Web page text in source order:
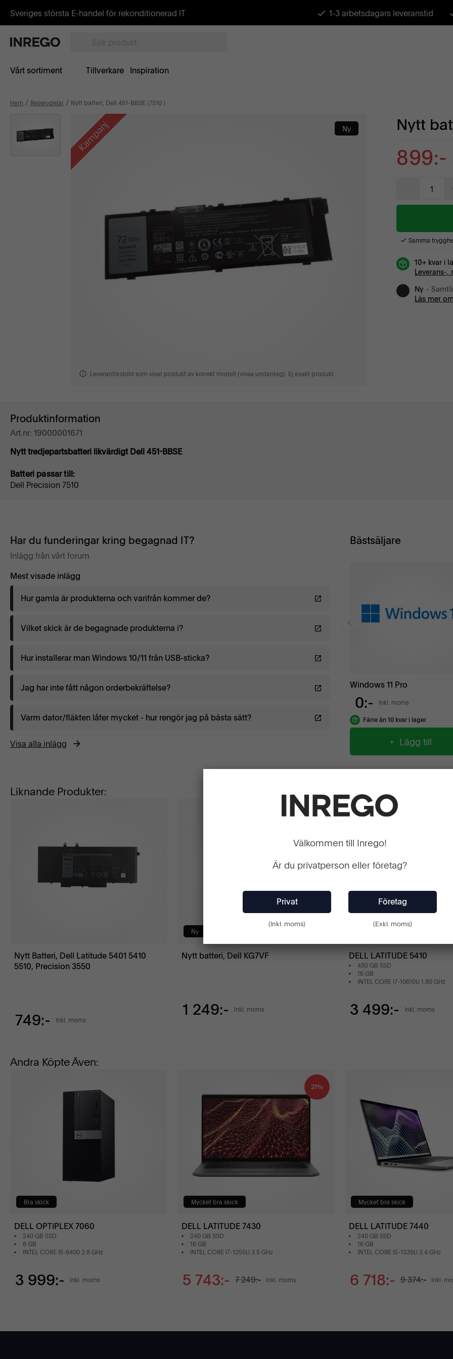
Sveriges största E-handel för rekonditionerad IT 1-3 arbetsdagars leveranstid
Vårt sortiment Tillverkare Inspiration
Hem Reservdelar Nytt batteri, Dell 451-BBSE (7510 )
Kampanj Ny
Leverantörsbild som visar produkt av korrekt modell (vissa undantag). Ej exakt produkt.
Nytt
899:-
Samma
10+ kvar i
Leverans-,
Ny -
Läs mer
Produktinformation
Art.nr: 19000001671
Nytt tredjepartsbatteri likvärdigt Dell 451-BBSE
Batteri passar till:
Dell Precision 7510
Har du funderingar kring begagnad IT?
Inlägg från vårt forum
Mest visade inlägg
Hur gamla är produkterna och varifrån kommer de?
Vilket skick är de begagnade produkterna i?
Hur installerar man Windows 10/11 från USB-sticka?
Jag har inte fått någon orderbekräftelse?
Varm dator/fläkten låter mycket - hur rengör jag på bästa sätt?
Visa alla inlägg
Bästsäljare
Windows 11 Pro
0:- Inkl. moms
Färre än 10 kvar i lager
+ Lägg till
Liknande Produkter:
Nytt Batteri, Dell Latitude 5401 5410
5510, Precision 3550
749:- Inkl. moms
Ny
Nytt batteri, Dell KG7VF
1 249:- Inkl. moms
DELL LATITUDE 5410
480 GB SSD
16 GB
INTEL CORE I7-10610U 1.80 GHz
3 499:- Inkl. moms
Andra Köpte Även:
Bra skick
DELL OPTIPLEX 7060
240 GB SSD
8 GB
INTEL CORE I5-8400 2.8 GHz
3 999:- Inkl. moms
21%
Mycket bra skick
DELL LATITUDE 7430
240 GB SSD
16 GB
INTEL CORE I7-1255U 3.5 GHz
5 743:- 7 249:- Inkl. moms
Mycket bra skick
DELL LATITUDE 7440
240 GB SSD
16 GB
INTEL CORE I5-1335U 3.4 GHz
6 718:- 9 374:- Inkl.
Välkommen till Inrego!
Är du privatperson eller företag?
(Inkl. moms) (Exkl. moms)